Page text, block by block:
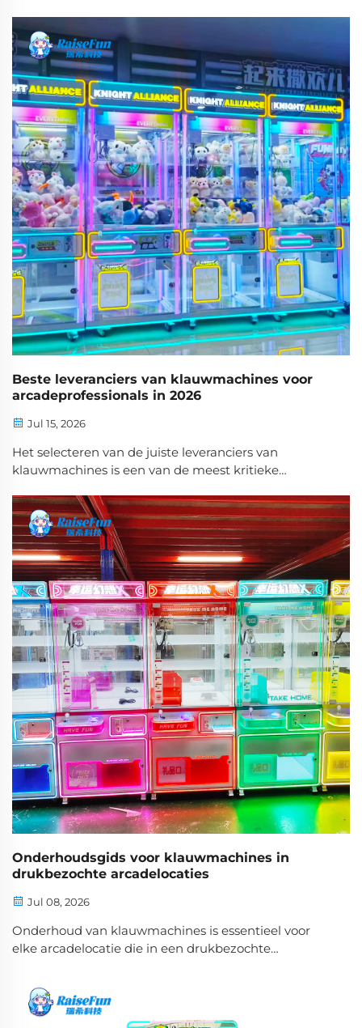
dat telefoonhoesjes verkoopt, staan ondernemers
voor een cruciale keuze: investeren in een
automatische telefoonhoesjeautomaat of...
Beste leveranciers van klauwmachines voor
arcadeprofessionals in 2026
Jul 15, 2026
Het selecteren van de juiste leveranciers van
klauwmachines is een van de meest kritieke
opzetten of uitbreiden van hun entertainmentlocatie.
De kwaliteit, duurzaamheid en inkomstenpotentie
van uw klauwmachines hebben direct invloed op uw
...
Onderhoudsgids voor klauwmachines in
drukbezochte arcadelocaties
Jul 08, 2026
Onderhoud van klauwmachines is essentieel voor
elke arcadelocatie die in een drukbezochte
gedurende de hele dag continu worden gebruikt,
ondergaan ze aanzienlijke mechanische belasting,
wat kan leiden tot prestatievermindering, ...